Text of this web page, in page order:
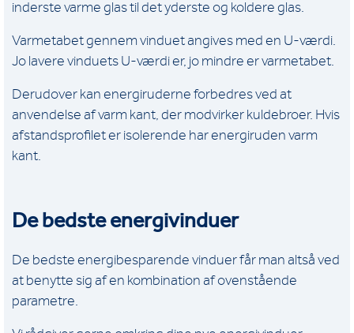
inderste varme glas til det yderste og koldere glas.
Varmetabet gennem vinduet angives med en U-værdi.
Jo lavere vinduets U-værdi er, jo mindre er varmetabet.
Derudover kan energiruderne forbedres ved at
anvendelse af varm kant, der modvirker kuldebroer. Hvis
afstandsprofilet er isolerende har energiruden varm
kant.
De bedste energivinduer
De bedste energibesparende vinduer får man altså ved
at benytte sig af en kombination af ovenstående
parametre.